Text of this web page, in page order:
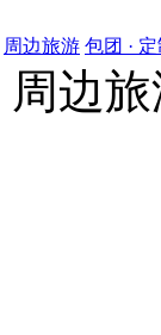
周边旅游 包团 ·
周边